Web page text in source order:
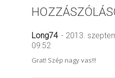
Long74 - 2013.
09:52
Grat! Szép nagy vas!!!